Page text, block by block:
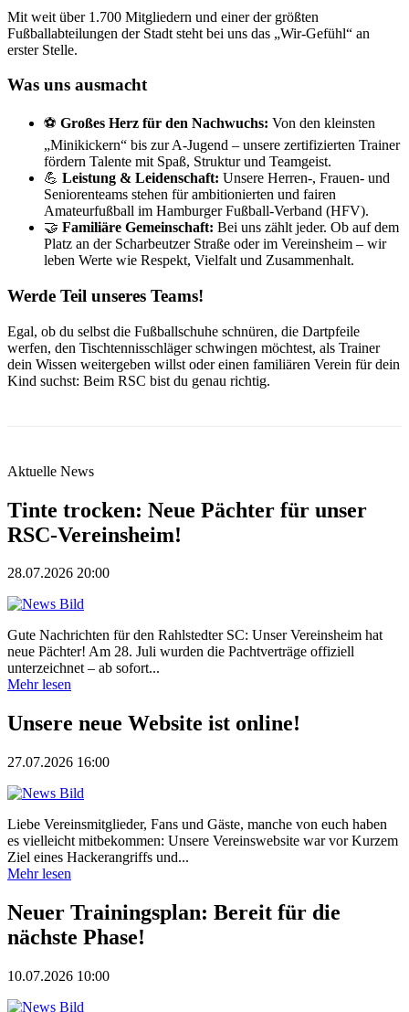
Mit weit über 1.700 Mitgliedern und einer der größten
Fußballabteilungen der Stadt steht bei uns das „Wir-Gefühl“ an
erster Stelle.
Was uns ausmacht
⚽ Großes Herz für den Nachwuchs: Von den kleinsten
„Minikickern“ bis zur A-Jugend – unsere zertifizierten Trainer
fördern Talente mit Spaß, Struktur und Teamgeist.
💪 Leistung & Leidenschaft: Unsere Herren-, Frauen- und
Seniorenteams stehen für ambitionierten und fairen
Amateurfußball im Hamburger Fußball-Verband (HFV).
🤝 Familiäre Gemeinschaft: Bei uns zählt jeder. Ob auf dem
Platz an der Scharbeutzer Straße oder im Vereinsheim – wir
leben Werte wie Respekt, Vielfalt und Zusammenhalt.
Werde Teil unseres Teams!
Egal, ob du selbst die Fußballschuhe schnüren, die Dartpfeile
werfen, den Tischtennisschläger schwingen möchtest, als Trainer
dein Wissen weitergeben willst oder einen familiären Verein für dein
Kind suchst: Beim RSC bist du genau richtig.
Aktuelle News
Tinte trocken: Neue Pächter für unser
RSC-Vereinsheim!
28.07.2026 20:00
Gute Nachrichten für den Rahlstedter SC: Unser Vereinsheim hat
neue Pächter! Am 28. Juli wurden die Pachtverträge offiziell
unterzeichnet – ab sofort...
Mehr lesen
Unsere neue Website ist online!
27.07.2026 16:00
Liebe Vereinsmitglieder, Fans und Gäste, manche von euch haben
es vielleicht mitbekommen: Unsere Vereinswebsite war vor Kurzem
Ziel eines Hackerangriffs und...
Mehr lesen
Neuer Trainingsplan: Bereit für die
nächste Phase!
10.07.2026 10:00